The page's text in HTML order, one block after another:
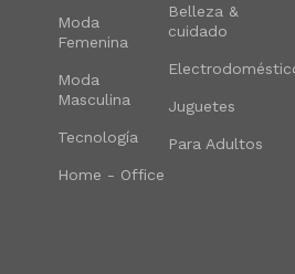
Moda
Femenina
Moda
Masculina
Tecnología
Home - Office
Belleza &
cuidado
Juguetes
Para Adultos